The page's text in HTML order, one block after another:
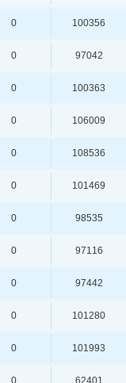
0 100356
0 97042
0 100363
0 106009
0 108536
0 101469
0 98535
0 97116
0 97442
0 101280
0 101993
0 62401